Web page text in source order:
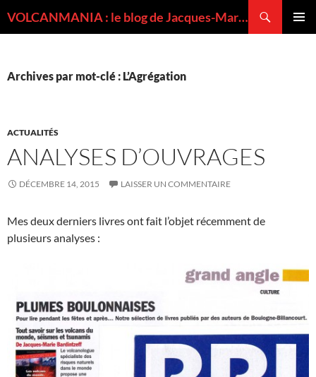
VOLCANMANIA : le blog de Jacques-Marie BARDINTZEFF, volcanologue
Archives par mot-clé : L’Agrégation
ACTUALITÉS
ANALYSES D’OUVRAGES
DÉCEMBRE 14, 2015 LAISSER UN COMMENTAIRE
Mes deux derniers livres ont fait l’objet récemment de
plusieurs analyses :